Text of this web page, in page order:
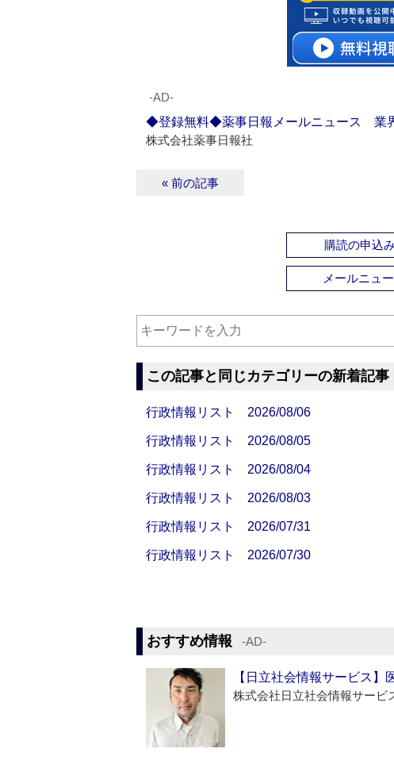
‐AD‐
◆登録無料◆薬事日報メールニュース 業
株式会社薬事日報社
« 前の記事
購読の申込
メールニュ
この記事と同じカテゴリーの新着記事
行政情報リスト 2026/08/06
行政情報リスト 2026/08/05
行政情報リスト 2026/08/04
行政情報リスト 2026/08/03
行政情報リスト 2026/07/31
行政情報リスト 2026/07/30
おすすめ情報 ‐AD‐
【日立社会情報サービス
株式会社日立社会情報サービ